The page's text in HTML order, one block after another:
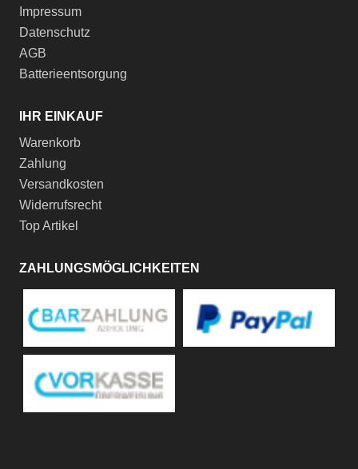
Impressum
Datenschutz
AGB
Batterieentsorgung
IHR EINKAUF
Warenkorb
Zahlung
Versandkosten
Widerrufsrecht
Top Artikel
ZAHLUNGSMÖGLICHKEITEN